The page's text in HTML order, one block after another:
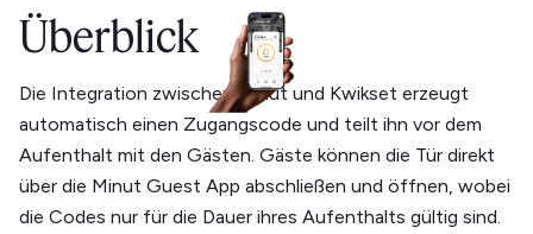
Überblick
Die Integration zwischen Minut und Kwikset erzeugt
automatisch einen Zugangscode und teilt ihn vor dem
Aufenthalt mit den Gästen. Gäste können die Tür direkt
über die Minut Guest App abschließen und öffnen, wobei
die Codes nur für die Dauer ihres Aufenthalts gültig sind.